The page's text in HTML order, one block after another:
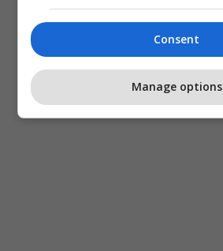
Consent
Manage options